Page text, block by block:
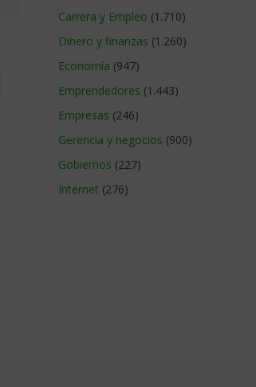
Carrera y Empleo (1.710)
Dinero y finanzas (1.260)
Economía (947)
Emprendedores (1.443)
Empresas (246)
Gerencia y negocios (900)
Gobiernos (227)
Internet (276)